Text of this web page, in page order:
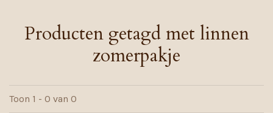
Producten getagd met linnen
zomerpakje
Toon 1 - 0 van 0